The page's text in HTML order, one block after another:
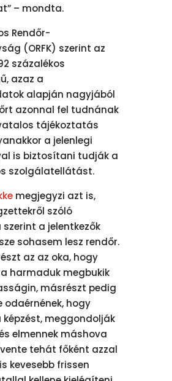
– mondta.
Rendőr-
(ORFK) szerint az
százalékos
azaz a
alapján nagyjából
azonnal fel tudnának
tájékoztatás
a jelenlegi
is biztosítani tudják a
szolgálatellátást.
megjegyzi azt is,
szóló
a jelentkezők
sohasem lesz rendőr.
az az oka, hogy
harmaduk megbukik
másrészt pedig
odaérnének, hogy
képzést, meggondolják
elmennek máshova
tehát főként azzal
kevesebb frissen